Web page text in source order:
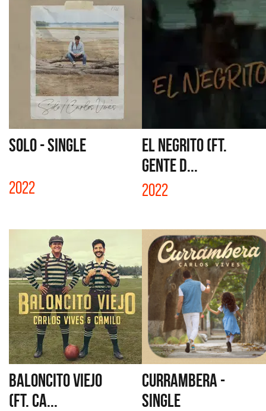
SOLO - SINGLE
2022
EL NEGRITO (FT.
GENTE D...
2022
BALONCITO VIEJO
(FT. CA...
CURRAMBERA -
SINGLE